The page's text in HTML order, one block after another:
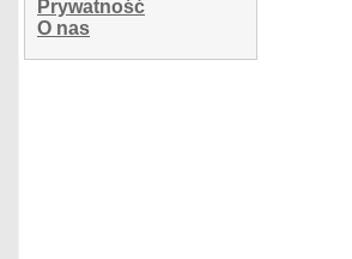
Prywatność
O nas